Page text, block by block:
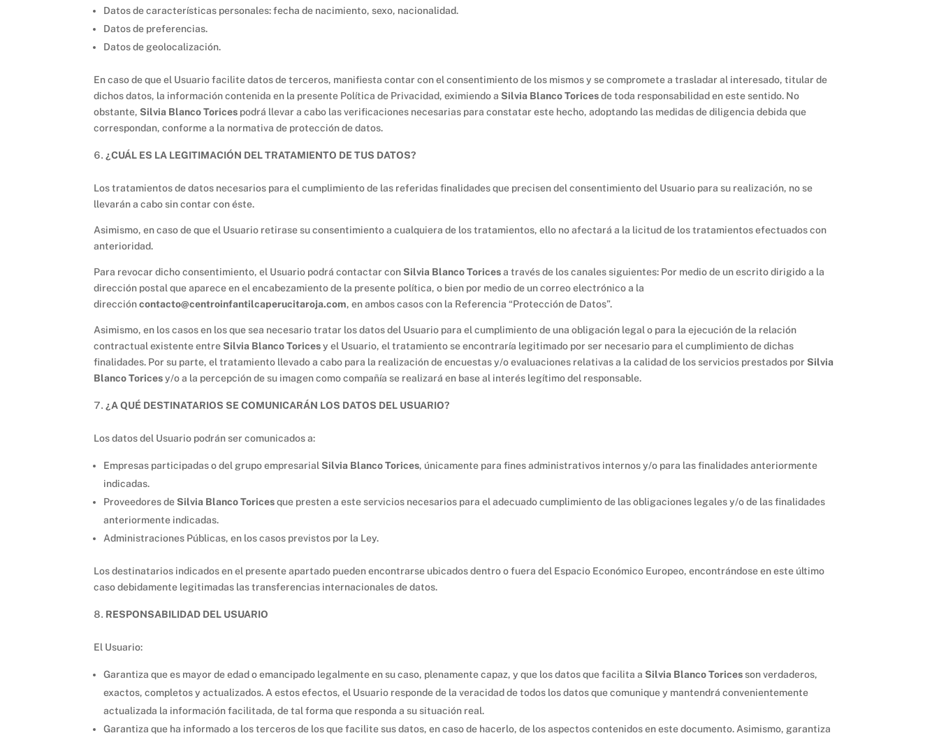
Datos de características personales: fecha de nacimiento, sexo, nacionalidad.
Datos de preferencias.
Datos de geolocalización.
En caso de que el Usuario facilite datos de terceros, manifiesta contar con el consentimiento de los mismos y se compromete a trasladar al interesado, titular de
dichos datos, la información contenida en la presente Política de Privacidad, eximiendo aSilvia Blanco Toricesde toda responsabilidad en este sentido. No
obstante,Silvia Blanco Torices podrá llevar a cabo las verificaciones necesarias para constatar este hecho, adoptando las medidas de diligencia debida que
correspondan, conforme a la normativa de protección de datos.
¿CUÁL ES LA LEGITIMACIÓN DEL TRATAMIENTO DE TUS DATOS?
Los tratamientos de datos necesarios para el cumplimiento de las referidas finalidades que precisen del consentimiento del Usuario para su realización, no se
llevarán a cabo sin contar con éste.
Asimismo, en caso de que el Usuario retirase su consentimiento a cualquiera de los tratamientos, ello no afectará a la licitud de los tratamientos efectuados con
anterioridad.
Para revocar dicho consentimiento, el Usuario podrá contactar conSilvia Blanco Toricesa través de los canales siguientes: Por medio de un escrito dirigido a la
dirección postal que aparece en el encabezamiento de la presente política, o bien por medio de un correo electrónico a la
direccióncontacto@centroinfantilcaperucitaroja.com, en ambos casos con la Referencia “Protección de Datos”.
Asimismo, en los casos en los que sea necesario tratar los datos del Usuario para el cumplimiento de una obligación legal o para la ejecución de la relación
contractual existente entreSilvia Blanco Toricesy el Usuario, el tratamiento se encontraría legitimado por ser necesario para el cumplimiento de dichas
finalidades. Por su parte, el tratamiento llevado a cabo para la realización de encuestas y/o evaluaciones relativas a la calidad de los servicios prestados porSilvia
Blanco Toricesy/o a la percepción de su imagen como compañía se realizará en base al interés legítimo del responsable.
¿A QUÉ DESTINATARIOS SE COMUNICARÁN LOS DATOS DEL USUARIO?
Los datos del Usuario podrán ser comunicados a:
Empresas participadas o del grupo empresarialSilvia Blanco Torices, únicamente para fines administrativos internos y/o para las finalidades anteriormente
indicadas.
Proveedores deSilvia Blanco Toricesque presten a este servicios necesarios para el adecuado cumplimiento de las obligaciones legales y/o de las finalidades
anteriormente indicadas.
Administraciones Públicas, en los casos previstos por la Ley.
Los destinatarios indicados en el presente apartado pueden encontrarse ubicados dentro o fuera del Espacio Económico Europeo, encontrándose en este último
caso debidamente legitimadas las transferencias internacionales de datos.
RESPONSABILIDAD DEL USUARIO
El Usuario:
Garantiza que es mayor de edad o emancipado legalmente en su caso, plenamente capaz, y que los datos que facilita aSilvia Blanco Toricesson verdaderos,
exactos, completos y actualizados. A estos efectos, el Usuario responde de la veracidad de todos los datos que comunique y mantendrá convenientemente
actualizada la información facilitada, de tal forma que responda a su situación real.
Garantiza que ha informado a los terceros de los que facilite sus datos, en caso de hacerlo, de los aspectos contenidos en este documento. Asimismo, garantiza